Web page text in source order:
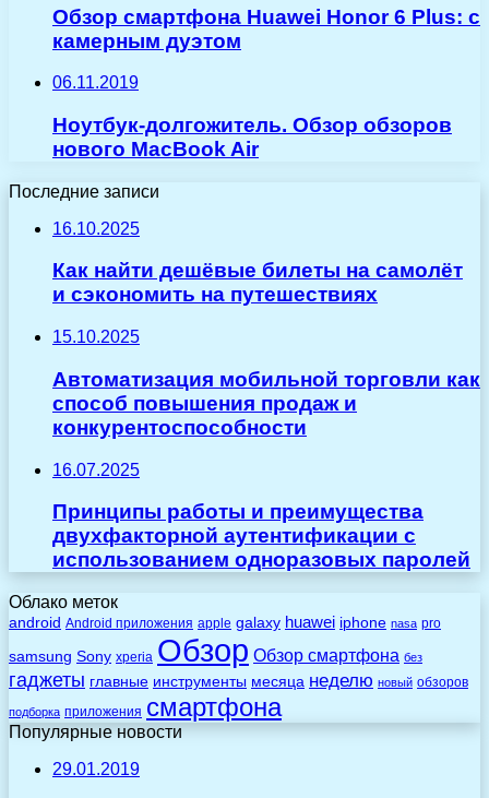
Обзор смартфона Huawei Honor 6 Plus: с
камерным дуэтом
06.11.2019
Ноутбук-долгожитель. Обзор обзоров
нового MacBook Air
Последние записи
16.10.2025
Как найти дешёвые билеты на самолёт
и сэкономить на путешествиях
15.10.2025
Автоматизация мобильной торговли как
способ повышения продаж и
конкурентоспособности
16.07.2025
Принципы работы и преимущества
двухфакторной аутентификации с
использованием одноразовых паролей
Облако меток
android Android приложения apple galaxy huawei iphone nasa pro
samsung Sony xperia Обзор Обзор смартфона без
гаджеты главные инструменты месяца неделю новый обзоров
подборка приложения смартфона
Популярные новости
29.01.2019